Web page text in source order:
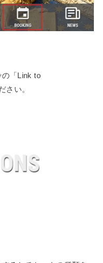
「Link to
さい。